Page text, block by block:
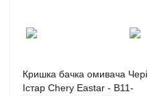
Кришка бачка омивача Чері
Істар Chery Eastar - B11-